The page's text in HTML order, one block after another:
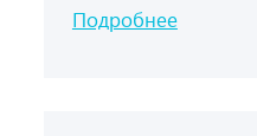
Подробнее